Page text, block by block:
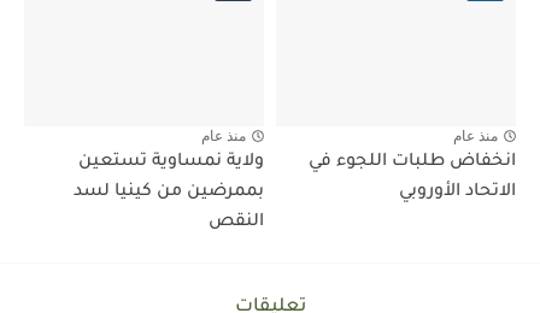
منذ عام
انخفاض طلبات اللجوء في
الاتحاد الأوروبي
منذ عام
ولاية نمساوية تستعين
بممرضين من كينيا لسد
النقص
تعليقات